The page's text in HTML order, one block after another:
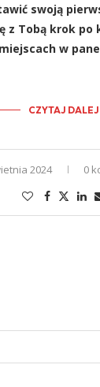
swoją
z Tobą krok po
w
CZYTAJ DALEJ
2024 0